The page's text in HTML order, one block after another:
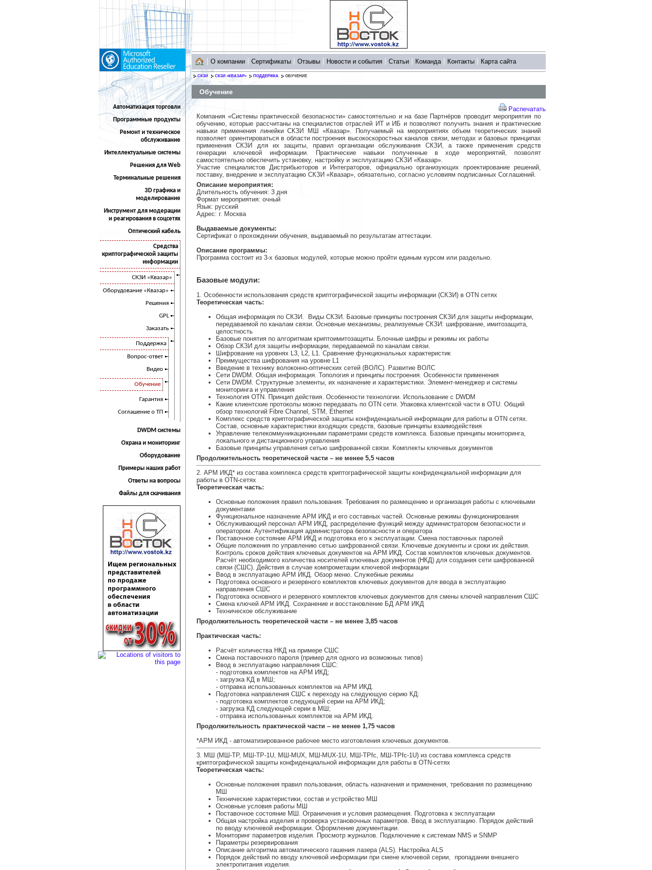
Автоматизация торговли
Программные продукты
Ремонт и техническое
обслуживание
Интеллектуальные системы
Решения для Web
Терминальные решения
3D графика и
моделирование
Инструмент для модерации
и реагирования в соцсетях
Оптический кабель
Средства
криптографической защиты
информации
СКЗИ «Квазар»
Оборудование «Квазар»
Решения
GPL
Заказать
Поддержка
Вопрос-ответ
Видео
Обучение
Гарантия
Соглашение о ТП
DWDM системы
Охрана и мониторинг
Оборудование
Примеры наших работ
Ответы на вопросы
Файлы для скачивания
О компании Сертификаты Отзывы Новости и события Статьи Команда Контакты Карта сайта
СКЗИ СКЗИ «КВАЗАР» ПОДДЕРЖКА ОБУЧЕНИЕ
Обучение
Распечатать
Компания «Системы практической безопасности» самостоятельно и на базе Партнёров проводит мероприятия по
обучению, которые рассчитаны на специалистов отраслей ИТ и ИБ и позволяют получить знания и практические
навыки применения линейки СКЗИ МШ «Квазар». Получаемый на мероприятиях объем теоретических знаний
позволяет ориентироваться в области построения высокоскоростных каналов связи, методах и базовых принципах
применения СКЗИ для их защиты, правил организации обслуживания СКЗИ, а также применения средств
генерации ключевой информации. Практические навыки полученные в ходе мероприятий, позволят
самостоятельно обеспечить установку, настройку и эксплуатацию СКЗИ «Квазар».
Участие специалистов Дистрибьюторов и Интеграторов, официально организующих проектирование решений,
поставку, внедрение и эксплуатацию СКЗИ «Квазар», обязательно, согласно условиям подписанных Соглашений.
Описание мероприятия:
Длительность обучения: 3 дня
Формат мероприятия: очный
Язык: русский
Адрес: г. Москва
Выдаваемые документы:
Сертификат о прохождении обучения, выдаваемый по результатам аттестации.
Описание программы:
Программа состоит из 3-х базовых модулей, которые можно пройти единым курсом или раздельно.
Базовые модули:
1. Особенности использования средств криптографической защиты информации (СКЗИ) в OTN сетях
Теоретическая часть:
Общая информация по СКЗИ. Виды СКЗИ. Базовые принципы построения СКЗИ для защиты информации,
передаваемой по каналам связи. Основные механизмы, реализуемые СКЗИ: шифрование, имитозащита,
целостность
Базовые понятия по алгоритмам криптоимитозащиты. Блочные шифры и режимы их работы
Обзор СКЗИ для защиты информации, передаваемой по каналам связи.
Шифрование на уровнях L3, L2, L1. Сравнение функциональных характеристик
Преимущества шифрования на уровне L1
Введение в технику волоконно-оптических сетей (ВОЛС). Развитие ВОЛС
Сети DWDM. Общая информация. Топология и принципы построения. Особенности применения
Сети DWDM. Структурные элементы, их назначение и характеристики. Элемент-менеджер и системы
мониторинга и управления
Технология OTN. Принцип действия. Особенности технологии. Использование с DWDM
Какие клиентские протоколы можно передавать по OTN сети. Упаковка клиентской части в OTU. Общий
обзор технологий Fibre Channel, STM, Ethernet
Комплекс средств криптографической защиты конфиденциальной информации для работы в OTN сетях.
Состав, основные характеристики входящих средств, базовые принципы взаимодействия
Управление телекоммуникационными параметрами средств комплекса. Базовые принципы мониторинга,
локального и дистанционного управления
Базовые принципы управления сетью шифрованной связи. Комплекты ключевых документов
Продолжительность теоретической части – не менее 5,5 часов
2. АРМ ИКД* из состава комплекса средств криптографической защиты конфиденциальной информации для
работы в OTN-сетях
Теоретическая часть:
Основные положения правил пользования. Требования по размещению и организация работы с ключевыми
документами
Функциональное назначение АРМ ИКД и его составных частей. Основные режимы функционирования
Обслуживающий персонал АРМ ИКД, распределение функций между администратором безопасности и
оператором. Аутентификация администратора безопасности и оператора
Поставочное состояние АРМ ИКД и подготовка его к эксплуатации. Смена поставочных паролей
Общие положения по управлению сетью шифрованной связи. Ключевые документы и сроки их действия.
Контроль сроков действия ключевых документов на АРМ ИКД. Состав комплектов ключевых документов.
Расчёт необходимого количества носителей ключевых документов (НКД) для создания сети шифрованной
связи (СШС). Действия в случае компрометации ключевой информации
Ввод в эксплуатацию АРМ ИКД. Обзор меню. Служебные режимы
Подготовка основного и резервного комплектов ключевых документов для ввода в эксплуатацию
направления СШС
Подготовка основного и резервного комплектов ключевых документов для смены ключей направления СШС
Смена ключей АРМ ИКД. Сохранение и восстановление БД АРМ ИКД
Техническое обслуживание
Продолжительность теоретической части – не менее 3,85 часов
Практическая часть:
Расчёт количества НКД на примере СШС
Смена поставочного пароля (пример для одного из возможных типов)
Ввод в эксплуатацию направления СШС:
- подготовка комплектов на АРМ ИКД;
- загрузка КД в МШ;
- отправка использованных комплектов на АРМ ИКД.
Подготовка направления СШС к переходу на следующую серию КД:
- подготовка комплектов следующей серии на АРМ ИКД;
- загрузка КД следующей серии в МШ;
- отправка использованных комплектов на АРМ ИКД.
Продолжительность практической части – не менее 1,75 часов
*АРМ ИКД - автоматизированное рабочее место изготовления ключевых документов.
3. МШ (МШ-ТР, МШ-ТР-1U, МШ-MUX, МШ-MUX-1U, МШ-ТРfc, МШ-ТРfc-1U) из состава комплекса средств
криптографической защиты конфиденциальной информации для работы в OTN-сетях
Теоретическая часть:
Основные положения правил пользования, область назначения и применения, требования по размещению
МШ
Технические характеристики, состав и устройство МШ
Основные условия работы МШ
Поставочное состояние МШ. Ограничения и условия размещения. Подготовка к эксплуатации
Общая настройка изделия и проверка установочных параметров. Ввод в эксплуатацию. Порядок действий
по вводу ключевой информации. Оформление документации.
Мониторинг параметров изделия. Просмотр журналов. Подключение к системам NMS и SNMP
Параметры резервирования
Описание алгоритма автоматического гашения лазера (ALS). Настройка ALS
Порядок действий по вводу ключевой информации при смене ключевой серии, пропадании внешнего
электропитания изделия.